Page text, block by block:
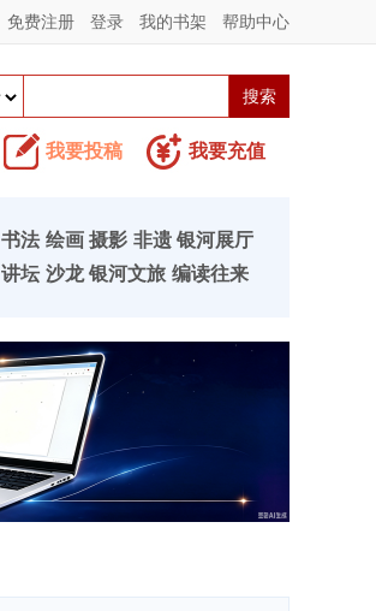
免费注册 登录 我的书架 帮助中心
我要投稿 我要充值
书法 绘画 摄影 非遗 银河展厅
讲坛 沙龙 银河文旅 编读往来